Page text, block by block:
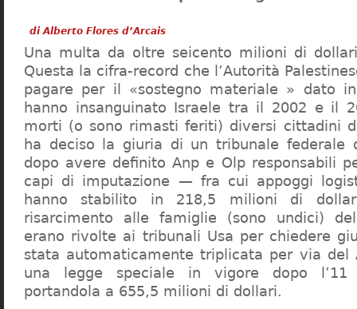
di Alberto Flores d’Arcais
Una multa da oltre seicento milioni di
Questa la cifra-record che l’Autorità
pagare per il «sostegno materiale » dato
hanno insanguinato Israele tra il 2002 e il
morti (o sono rimasti feriti) diversi cittadini
ha deciso la giuria di un tribunale federale
dopo avere definito Anp e Olp responsabili
capi di imputazione — fra cui appoggi
hanno stabilito in 218,5 milioni di
risarcimento alle famiglie (sono undici)
erano rivolte ai tribunali Usa per chiedere
stata automaticamente triplicata per via del
una legge speciale in vigore dopo l’11
portandola a 655,5 milioni di dollari.